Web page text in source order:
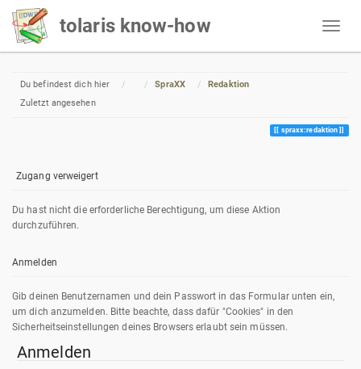
tolaris know-how
Du befindest dich hier HomeSpraXX
Redaktion
Zuletzt angesehen
spraxx:redaktion
Zugang verweigert
Du hast nicht die erforderliche Berechtigung, um diese Aktion
durchzuführen.
Anmelden
Gib deinen Benutzernamen und dein Passwort in das Formular unten ein,
um dich anzumelden. Bitte beachte, dass dafür "Cookies" in den
Sicherheitseinstellungen deines Browsers erlaubt sein müssen.
Anmelden